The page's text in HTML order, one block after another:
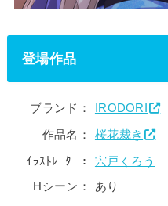
登場作品
ブランド： IRODORI
作品名： 桜花裁き
ｲﾗｽﾄﾚｰﾀｰ：
宍戸くろう
Hシーン：
あり